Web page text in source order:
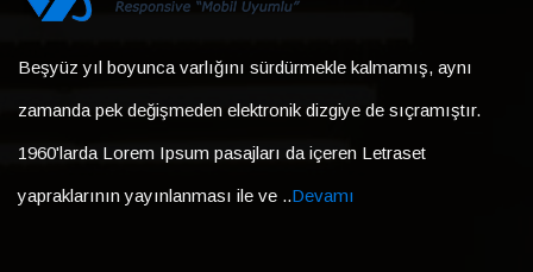
Beşyüz yıl boyunca varlığını sürdürmekle kalmamış, aynı
zamanda pek değişmeden elektronik dizgiye de sıçramıştır.
1960'larda Lorem Ipsum pasajları da içeren Letraset
yapraklarının yayınlanması ile ve ..Devamı